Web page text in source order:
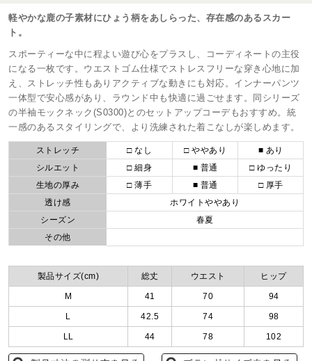
軽やかな鹿の子素材にひょう柄をあしらった、存在感のあるスカー
ト。
スポーティーな中に程よい遊び心をプラスし、コーディネートの主役
になる一枚です。ウエストゴム仕様でストレスフリーな穿き心地に加
え、ストレッチ性もありアクティブな動きにも対応。インナーパンツ
一体型で安心感があり、ラウンド中も快適に過ごせます。同シリーズ
の半袖モックネック(S0300)とのセットアップコーデもおすすめ。統
一感のあるスタイリングで、より洗練された着こなしが楽しめます。
ストレッチ □ なし □ ややあり
■ あり
シルエット
□ 細身 ■ 普通
□ ゆったり
生地の厚み
□ 薄手 ■ 普通
□ 厚手
透け感
ホワイトややあり
シーズン
春夏
その他
製品サイズ(cm) 総丈 ウエスト ヒップ
M 41 70 94
L 42.5 74 98
LL 44 78 102